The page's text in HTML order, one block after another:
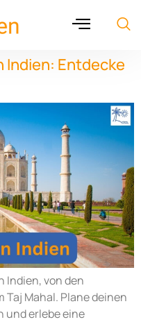
Indien: Entdecke
Indien, von den
Mahal. Plane deinen
und erlebe eine